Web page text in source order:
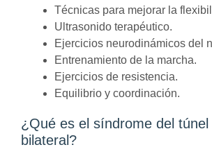
Técnicas para mejorar la
Ultrasonido terapéutico.
Ejercicios neurodinámicos del
Entrenamiento de la marcha.
Ejercicios de resistencia.
Equilibrio y coordinación.
¿Qué es el síndrome del
bilateral?